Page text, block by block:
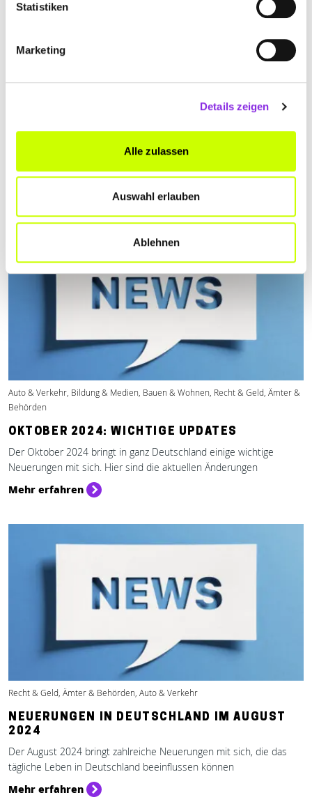
Statistiken
Marketing
Details zeigen
Alle zulassen
Auswahl erlauben
Ablehnen
NEUERUNGEN IM NOVEMBER 2024
Der November 2024 bringt einige Neuerungen mit sich, die sowohl
den Alltag als auch die Arbeitswelt betreffen.
Auto & Verkehr, Bildung & Medien, Bauen & Wohnen, Recht & Geld, Ämter &
Behörden
OKTOBER 2024: WICHTIGE UPDATES
Der Oktober 2024 bringt in ganz Deutschland einige wichtige
Neuerungen mit sich. Hier sind die aktuellen Änderungen
Mehr erfahren
Recht & Geld, Ämter & Behörden, Auto & Verkehr
NEUERUNGEN IN DEUTSCHLAND IM AUGUST
2024
Der August 2024 bringt zahlreiche Neuerungen mit sich, die das
tägliche Leben in Deutschland beeinflussen können
Mehr erfahren